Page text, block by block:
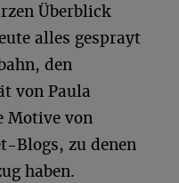
Überblick
alles gesprayt
den
von Paula
Motive von
Blogs, zu denen
haben.